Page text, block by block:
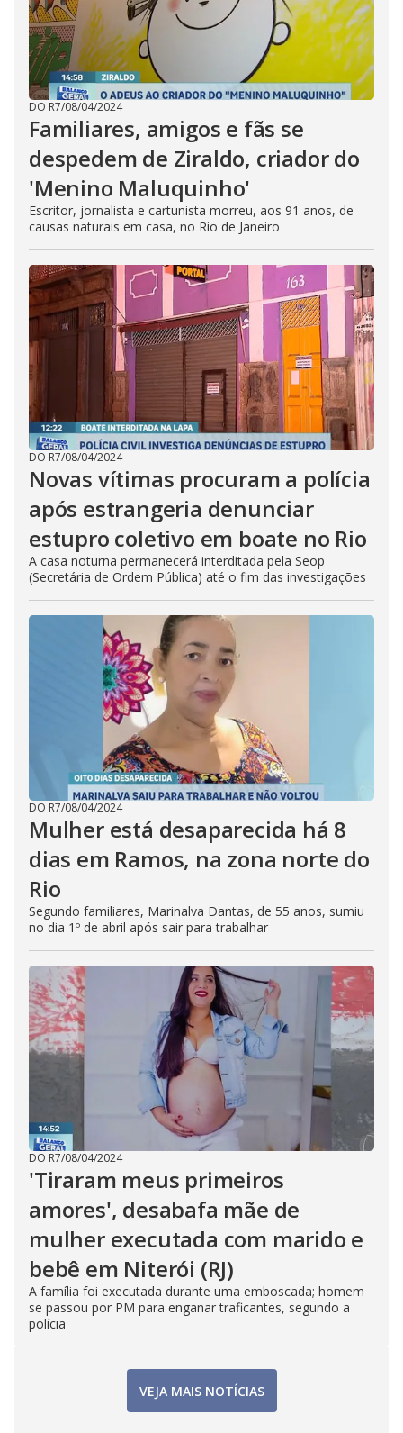
DO R7/08/04/2024
Familiares, amigos e fãs se
despedem de Ziraldo, criador do
'Menino Maluquinho'
Escritor, jornalista e cartunista morreu, aos 91 anos, de
causas naturais em casa, no Rio de Janeiro
DO R7/08/04/2024
Novas vítimas procuram a polícia
após estrangeria denunciar
estupro coletivo em boate no Rio
A casa noturna permanecerá interditada pela Seop
(Secretária de Ordem Pública) até o fim das investigações
DO R7/08/04/2024
Mulher está desaparecida há 8
dias em Ramos, na zona norte do
Rio
Segundo familiares, Marinalva Dantas, de 55 anos, sumiu
no dia 1º de abril após sair para trabalhar
DO R7/08/04/2024
'Tiraram meus primeiros
amores', desabafa mãe de
mulher executada com marido e
bebê em Niterói (RJ)
A família foi executada durante uma emboscada; homem
se passou por PM para enganar traficantes, segundo a
polícia
VEJA MAIS NOTÍCIAS